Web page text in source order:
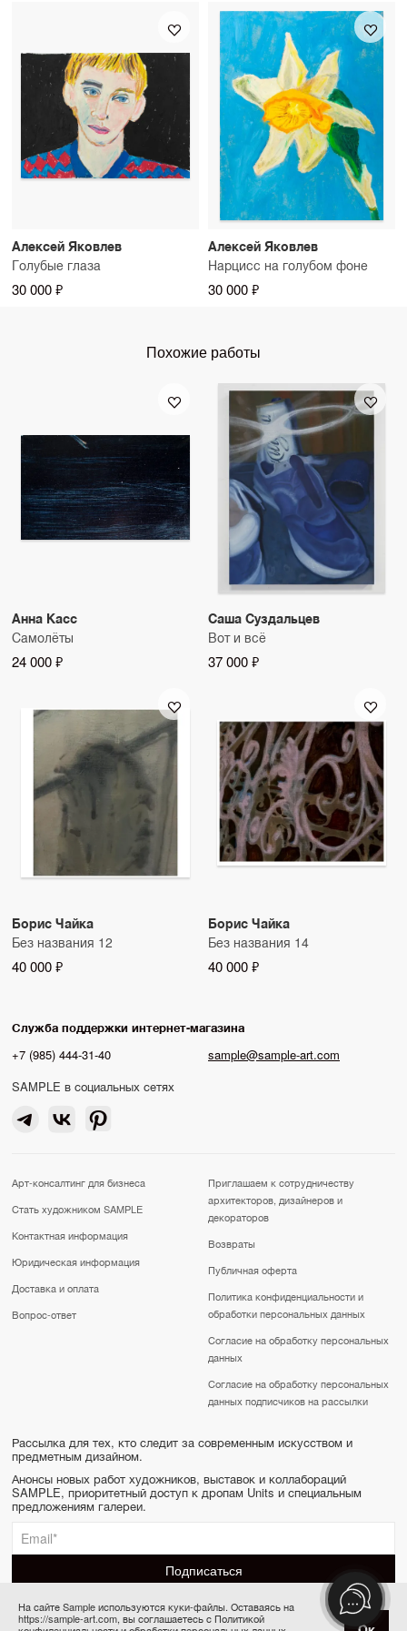
Алексей Яковлев
Голубые глаза
30 000 ₽
Алексей Яковлев
Нарцисс на голубом фоне
30 000 ₽
Похожие работы
Анна Касс
Самолёты
24 000 ₽
Саша Суздальцев
Вот и всё
37 000 ₽
Борис Чайка
Без названия 12
40 000 ₽
Борис Чайка
Без названия 14
40 000 ₽
Служба поддержки интернет-магазина
+7 (985) 444-31-40
sample@sample-art.com
SAMPLE в социальных сетях
Арт-консалтинг для бизнеса
Стать художником SAMPLE
Контактная информация
Юридическая информация
Доставка и оплата
Вопрос-ответ
Приглашаем к сотрудничеству
архитекторов, дизайнеров и
декораторов
Возвраты
Публичная оферта
Политика конфиденциальности и
обработки персональных данных
Согласие на обработку персональных
данных
Согласие на обработку персональных
данных подписчиков на рассылки
Рассылка для тех, кто следит за современным искусством и
предметным дизайном.
Анонсы новых работ художников, выставок и коллабораций
SAMPLE, приоритетный доступ к дропам Units и специальным
предложениям галереи.
SAMPLE | Online gallery & Auction © 2022-2026
На сайте Sample используются куки-файлы. Оставаясь на
https://sample-art.com, вы соглашаетесь с Политикой